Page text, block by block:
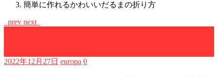
簡単に作れるかわいいだるまの折り方
prev next
2022年12月27日 europa 0